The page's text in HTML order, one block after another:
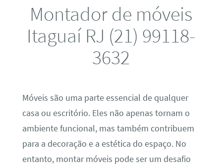
Montador de móveis
Itaguaí RJ (21) 99118-
3632
Móveis são uma parte essencial de qualquer
casa ou escritório. Eles não apenas tornam o
ambiente funcional, mas também contribuem
para a decoração e a estética do espaço. No
entanto, montar móveis pode ser um desafio